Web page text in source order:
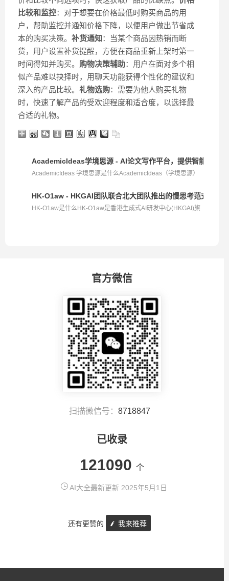
比较和监控：对于想要在价格最低时购买商品的用
户，帮助监控并通知价格下降，以便用户做出节省成
本的购买决策。 补货通知：当某个商品因热销而断
货，用户设置补货提醒，方便在商品重新上架时第一
时间得知并购买。 购物决策辅助：用户在面对多个相
似产品难以抉择时，用聊天功能获得个性化的建议和
深入的产品比较。 礼物选购：需要为他人购买礼物
时，快速了解产品的受欢迎程度和适合度，以选择最
合适的礼物。
AcademicIdeas学境思源 - AI论文写作平台，提供智能选题建
AcademicIdeas 学境思源是什么AcademicIdeas（学境思源）
HK-O1aw - HKGAI团队联合北大团队推出的慢思考范式法律
HK-O1aw是什么HK-O1aw是香港生成式AI研发中心(HKGAI)旗
官方微信
扫描微信号： 8718847
已收录
121090 个
AI大全最新更新 2025年5月1日
还有更赞的 我来推荐